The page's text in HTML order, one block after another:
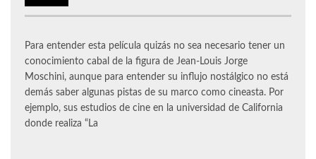
Para entender esta película quizás no sea necesario tener un
conocimiento cabal de la figura de Jean-Louis Jorge
Moschini, aunque para entender su influjo nostálgico no está
demás saber algunas pistas de su marco como cineasta. Por
ejemplo, sus estudios de cine en la universidad de California
donde realiza “La